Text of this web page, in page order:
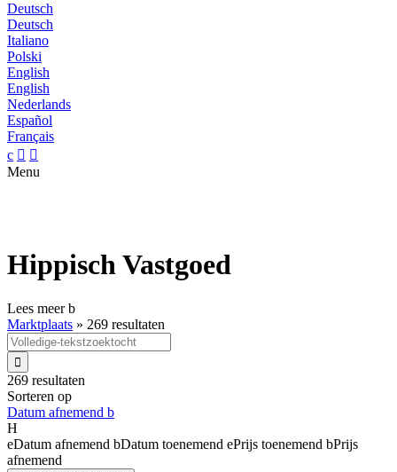
Deutsch
Deutsch
Italiano
Polski
English
English
Nederlands
Español
Français
c  
Menu
Hippisch Vastgoed
Lees meerb
Marktplaats » 269 resultaten

269 resultaten
Sorteren op
Datum afnemend b
H
eDatum afnemend bDatum toenemend ePrijs toenemend bPrijs
afnemend